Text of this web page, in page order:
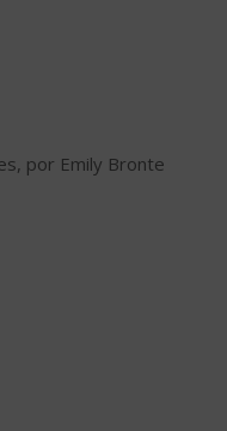
por Emily Bronte